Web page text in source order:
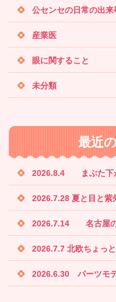
公センセの日常の出来
産業医
眼に関すること
未分類
最近
2026.8.4 まぶた下
2026.7.28 夏と
2026.7.14 名古屋の
2026.7.7 北欧ちょっ
2026.6.30 パーツモ